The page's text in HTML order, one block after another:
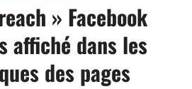
» Facebook
affiché dans les
des pages